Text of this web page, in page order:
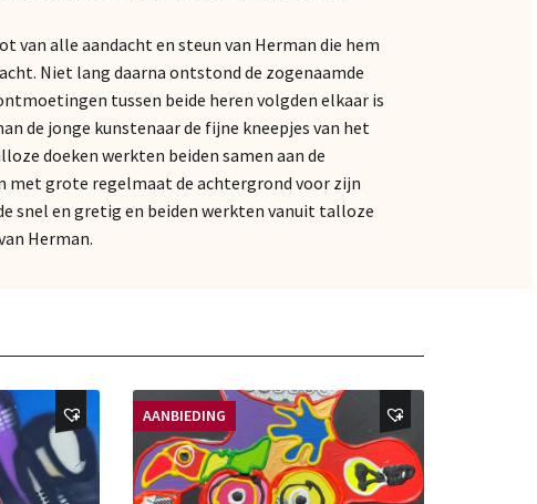
van alle aandacht en steun van Herman die hem
Niet lang daarna ontstond de zogenaamde
tussen beide heren volgden elkaar is
de jonge kunstenaar de fijne kneepjes van het
doeken werkten beiden samen aan de
met grote regelmaat de achtergrond voor zijn
snel en gretig en beiden werkten vanuit talloze
Herman.
AANBIEDING